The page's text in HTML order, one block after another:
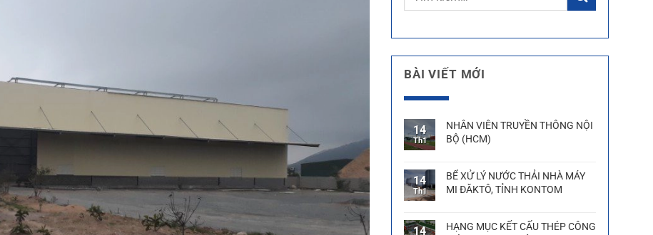
BÀI VIẾT MỚI
14
Th1
NHÂN VIÊN TRUYỀN THÔNG NỘI
BỘ (HCM)
14
Th1
BỂ XỬ LÝ NƯỚC THẢI NHÀ MÁY
MI ĐĂKTÔ, TỈNH KONTOM
14
HẠNG MỤC KẾT CẤU THÉP CÔNG